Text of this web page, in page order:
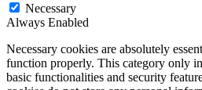
Necessary
Always Enabled
Necessary cookies are absolutely
function properly. This category only
basic functionalities and security